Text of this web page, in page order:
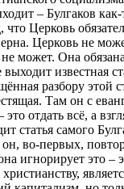
– Булгаков
что Церковь
Церковь не
не может. Она
известная
разбору
Там он с
отдать всё, а
статья самого
во-первых,
игнорирует это